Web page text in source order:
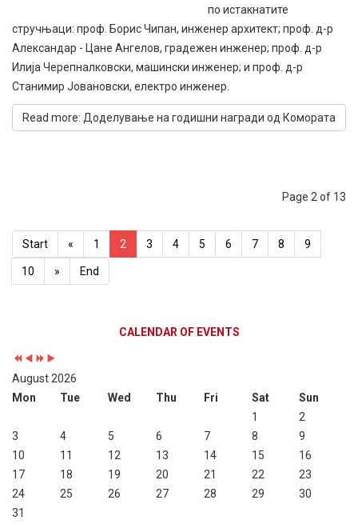
по истакнатите
стручњаци: проф. Борис Чипан, инженер архитект; проф. д-р
Александар - Цане Ангелов, градежен инженер; проф. д-р
Илија Черепналковски, машински инженер; и проф. д-р
Станимир Јовановски, електро инженер.
Read more: Доделување на годишни награди од Комората
Page 2 of 13
Start « 1 2 3 4 5 6 7 8 9
10 » End
CALENDAR OF EVENTS
August 2026
Mon
Tue Wed Thu Fri Sat
Sun
1
2
3
4 5 6 7 8
9
10
11 12 13 14 15
16
17
18 19 20 21 22
23
24
25 26 27 28 29
30
31